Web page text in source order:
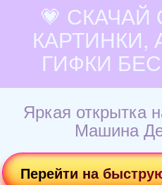
💗 СКАЧАЙ
ГИФКИ
Яркая открытка
Машина
Перейти на